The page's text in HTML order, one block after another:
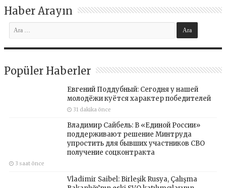
Haber Arayın
Popüler Haberler
Евгений Поддубный: Сегодня у нашей
молодёжи куётся характер победителей
31 dakika önce
Владимир Сайбель: В «Единой России»
поддерживают решение Минтруда
упростить для бывших участников СВО
получение соцконтракта
3 saat önce
Vladimir Saibel: Birleşik Rusya, Çalışma